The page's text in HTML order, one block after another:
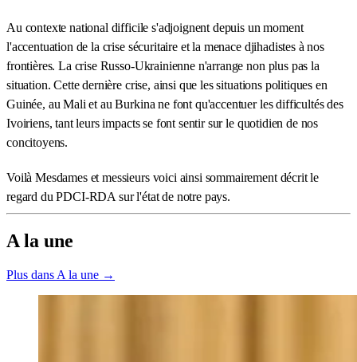
Au contexte national difficile s'adjoignent depuis un moment
l'accentuation de la crise sécuritaire et la menace djihadistes à nos
frontières. La crise Russo-Ukrainienne n'arrange non plus pas la
situation. Cette dernière crise, ainsi que les situations politiques en
Guinée, au Mali et au Burkina ne font qu'accentuer les difficultés des
Ivoiriens, tant leurs impacts se font sentir sur le quotidien de nos
concitoyens.
Voilà Mesdames et messieurs voici ainsi sommairement décrit le
regard du PDCI-RDA sur l'état de notre pays.
A la une
Plus dans A la une →